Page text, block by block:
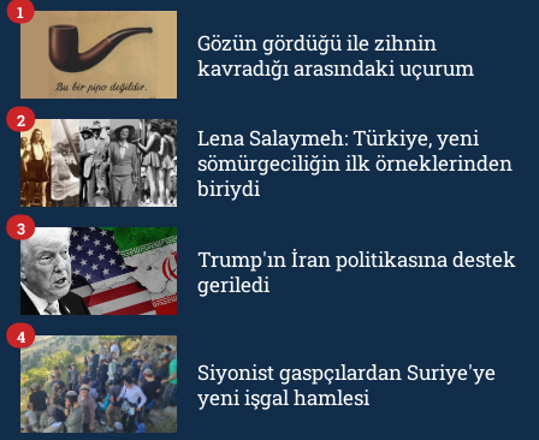
Gözün gördüğü ile zihnin
kavradığı arasındaki uçurum
1
Lena Salaymeh: Türkiye, yeni
sömürgeciliğin ilk örneklerinden
biriydi
2
Trump'ın İran politikasına destek
geriledi
3
Siyonist gaspçılardan Suriye'ye
yeni işgal hamlesi
4